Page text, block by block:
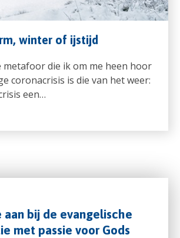
winter of ijstijd
metafoor die ik om me heen hoor
coronacrisis is die van het weer:
een…
aan bij de evangelische
met passie voor Gods